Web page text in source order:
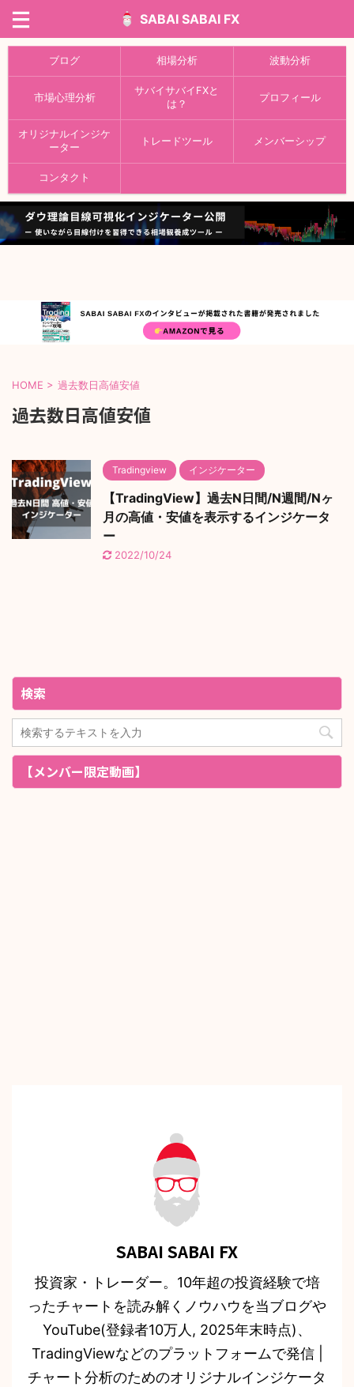
SABAI SABAI FX
ブログ 相場分析 波動分析
市場心理分析
サバイサバイFXと
は？
プロフィール
オリジナルインジケ
ーター
トレードツール メンバーシップ
コンタクト
HOME > 過去数日高値安値
過去数日高値安値
Tradingview インジケーター
【TradingView】過去N日間/N週間/Nヶ
月の高値・安値を表示するインジケータ
ー
2022/10/24
検索
【メンバー限定動画】
SABAI SABAI FX
投資家・トレーダー。10年超の投資経験で培
ったチャートを読み解くノウハウを当ブログや
YouTube(登録者10万人, 2025年末時点)、
TradingViewなどのプラットフォームで発信 |
チャート分析のためのオリジナルインジケータ